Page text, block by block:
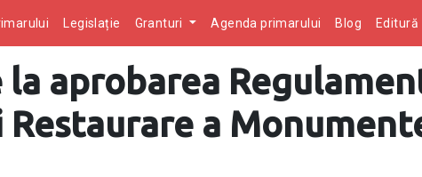
Legislație Granturi Agenda primarului Blog Editură
aprobarea
Restaurare a